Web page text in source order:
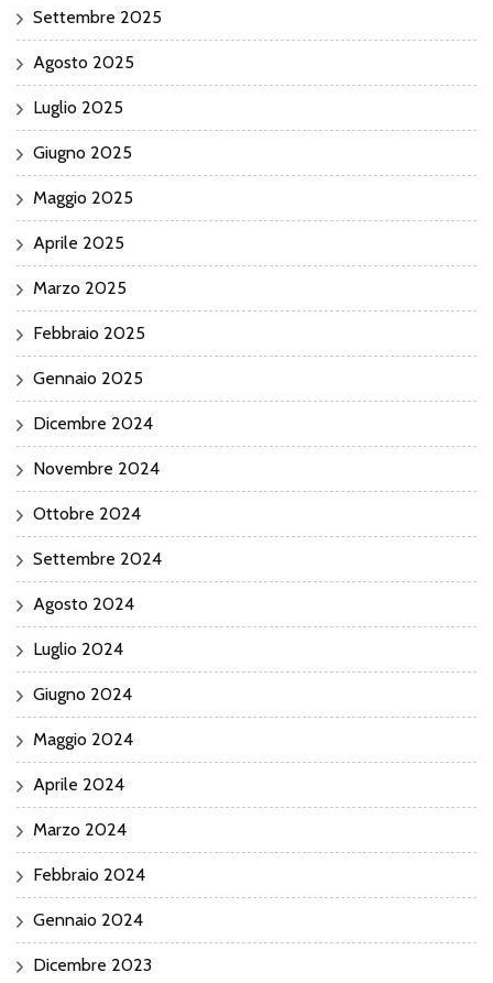
Settembre 2025
Agosto 2025
Luglio 2025
Giugno 2025
Maggio 2025
Aprile 2025
Marzo 2025
Febbraio 2025
Gennaio 2025
Dicembre 2024
Novembre 2024
Ottobre 2024
Settembre 2024
Agosto 2024
Luglio 2024
Giugno 2024
Maggio 2024
Aprile 2024
Marzo 2024
Febbraio 2024
Gennaio 2024
Dicembre 2023